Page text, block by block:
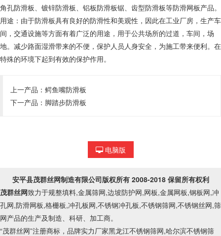
角孔防滑板、镀锌防滑板、铝板防滑板锯、齿型防滑板等防滑网板产品。
用途：由于防滑板具有良好的防滑性和美观性，因此在工业厂房，生产车
间，交通设施等方面有着广泛的用途，用于公共场所的过道，车间，场
地。减少路面湿滑带来的不便，保护人员人身安全，为施工带来便利。在
特殊的环境下起到有效的保护作用。
上一产品： 鳄鱼嘴防滑板
下一产品： 脚踏步防滑板
电脑版
安平县茂群丝网制造有限公司版权所有 2008-2018 保留所有权利
茂群丝网致力于规整填料,金属筛网,边坡防护网,网板,金属网板,钢板网,冲
孔网,防滑网板,格栅板,冲孔板网,不锈钢冲孔板,不锈钢筛网,不锈钢丝网,筛
网产品的生产及制造、科研、加工商。
“茂群丝网”注册商标，品牌实力厂家黑龙江不锈钢筛网,哈尔滨不锈钢筛